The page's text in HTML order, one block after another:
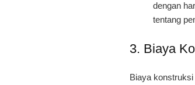
dengan
tentang
3. Biaya
Biaya